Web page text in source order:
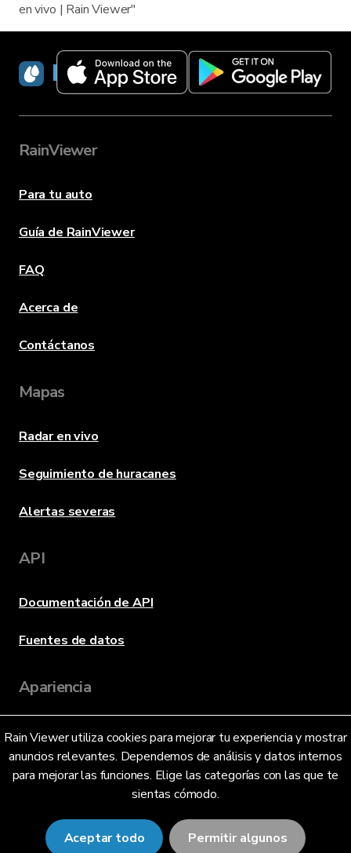
Rain Viewer utiliza cookies para mejorar tu experiencia y mostrar
anuncios relevantes. Dependemos de análisis y datos internos
para mejorar las funciones. Elige las categorías con las que te
sientas cómodo.
Aceptar todo Permitir algunos
en vivo | Rain Viewer"
RainViewer
RainViewer
Para tu auto
Guía de RainViewer
FAQ
Acerca de
Contáctanos
Mapas
Radar en vivo
Seguimiento de huracanes
Alertas severas
API
Documentación de API
Fuentes de datos
Apariencia
Idioma
Español (México) (MX)